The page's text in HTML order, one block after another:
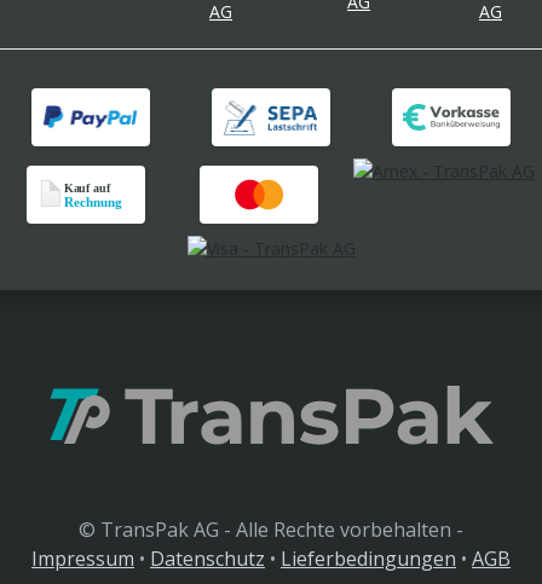
© TransPak AG - Alle Rechte vorbehalten -
Impressum • Datenschutz • Lieferbedingungen • AGB